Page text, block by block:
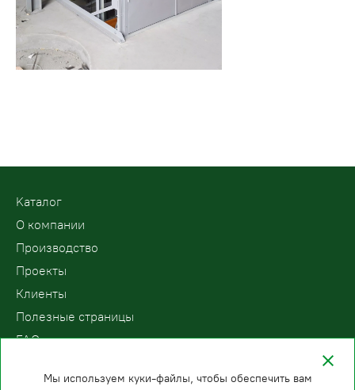
Kаталог
О компании
Производство
Проекты
Клиенты
Полезные страницы
FAQ
Мы используем куки-файлы, чтобы обеспечить вам